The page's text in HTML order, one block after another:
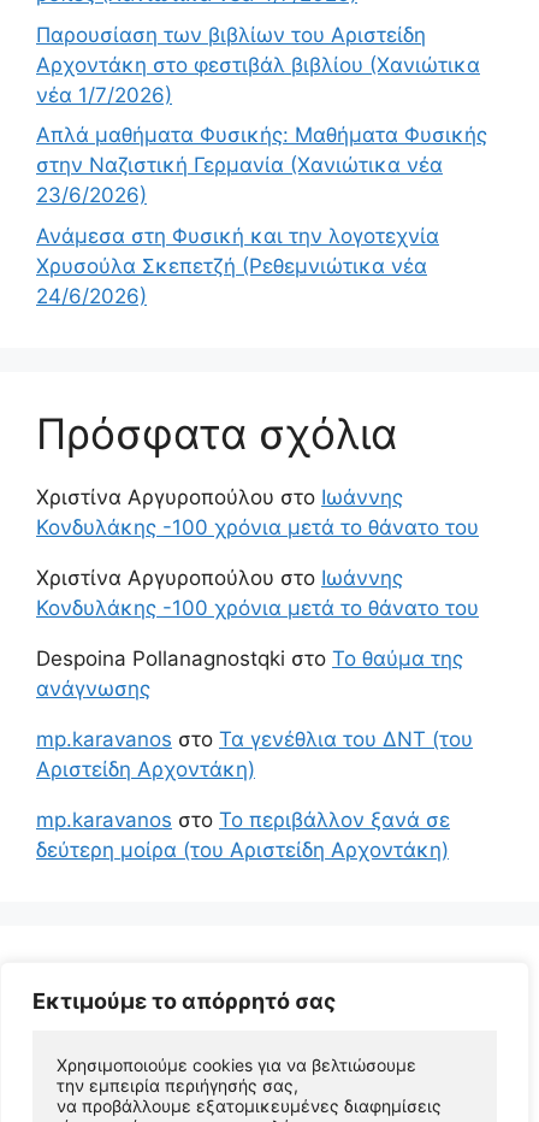
Εκτιμούμε το απόρρητό σας
Χρησιμοποιούμε cookies για να βελτιώσουμε
την εμπειρία περιήγησής σας,
να προβάλλουμε εξατομικευμένες διαφημίσεις
Παρουσίαση των βιβλίων του Αριστείδη
Αρχοντάκη στο φεστιβάλ βιβλίου (Χανιώτικα
νέα 1/7/2026)
Απλά μαθήματα Φυσικής: Μαθήματα Φυσικής
στην Ναζιστική Γερμανία (Χανιώτικα νέα
23/6/2026)
Ανάμεσα στη Φυσική και την λογοτεχνία
Χρυσούλα Σκεπετζή (Ρεθεμνιώτικα νέα
24/6/2026)
Πρόσφατα σχόλια
Χριστίνα Αργυροπούλου στο Ιωάννης
Κονδυλάκης -100 χρόνια μετά το θάνατο του
Χριστίνα Αργυροπούλου στο Ιωάννης
Κονδυλάκης -100 χρόνια μετά το θάνατο του
Despoina Pollanagnostqki στο Το θαύμα της
ανάγνωσης
mp.karavanos στο Τα γενέθλια του ΔΝΤ (του
Αριστείδη Αρχοντάκη)
mp.karavanos στο Το περιβάλλον ξανά σε
δεύτερη μοίρα (του Αριστείδη Αρχοντάκη)